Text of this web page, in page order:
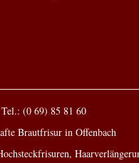
(0 69) 85 81 60
Brautfrisur in Offenbach
,